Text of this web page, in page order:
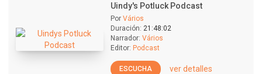
Uindy's Potluck Podcast
Por Vários
Duración: 21:48:02
Narrador: Vários
Editor: Podcast
ESCUCHA ver detalles